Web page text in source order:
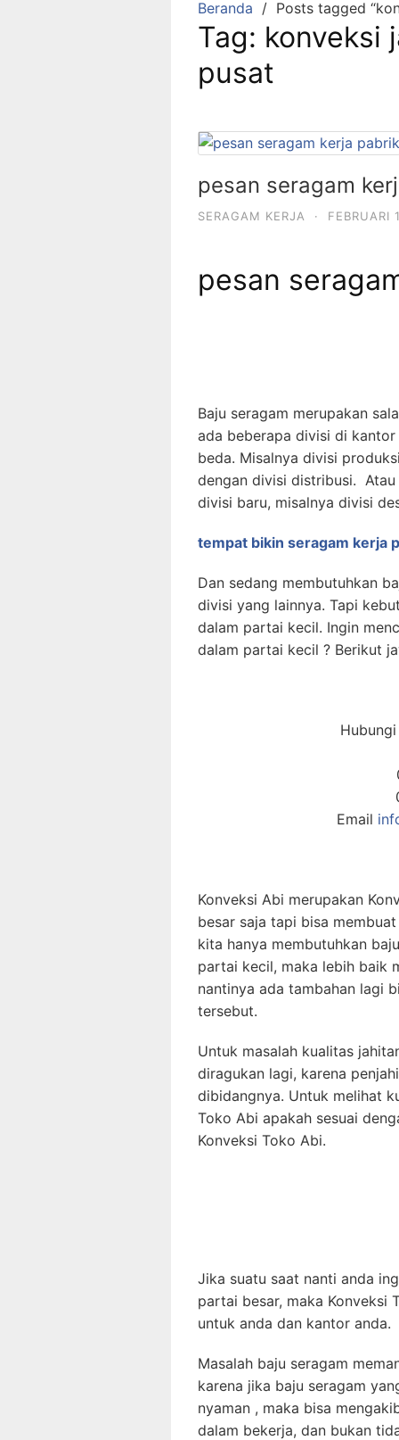
Beranda Posts tagged
Tag: konveksi
pusat
pesan seragam
SERAGAM KERJA · FEBRUARI
pesan
Baju seragam merupakan
ada beberapa divisi di
beda. Misalnya divisi
dengan divisi distribusi.
divisi baru, misalnya divisi
tempat bikin seragam kerja
Dan sedang membutuhkan
divisi yang lainnya. Tapi
dalam partai kecil. Ingin
dalam partai kecil ? Berikut
Email
Konveksi Abi merupakan
besar saja tapi bisa
kita hanya membutuhkan
partai kecil, maka lebih baik
nantinya ada tambahan lagi
tersebut.
Untuk masalah kualitas
diragukan lagi, karena
dibidangnya. Untuk melihat
Toko Abi apakah sesuai
Konveksi Toko Abi.
Jika suatu saat nanti anda
partai besar, maka Konveksi
untuk anda dan kantor anda.
Masalah baju seragam
karena jika baju seragam
nyaman , maka bisa
dalam bekerja, dan bukan